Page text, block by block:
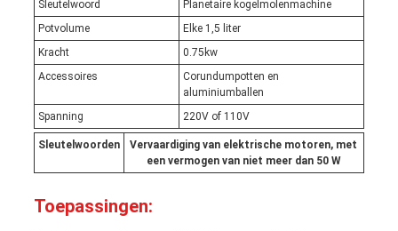
Sleutelwoord
Planetaire kogelmolenmachine
Potvolume
Elke 1,5 liter
Kracht
0.75kw
Accessoires
Corundumpotten en
aluminiumballen
Spanning
220V of 110V
Sleutelwoorden
Vervaardiging van elektrische motoren, met
een vermogen van niet meer dan 50 W
Toepassingen: